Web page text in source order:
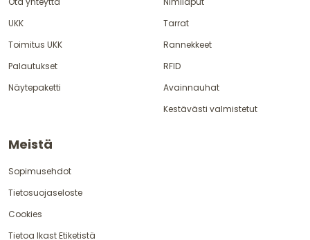
UKK
Toimitus UKK
Palautukset
Näytepaketti
Tarrat
Rannekkeet
RFID
Avainnauhat
Kestävästi valmistetut
Meistä
Sopimusehdot
Tietosuojaseloste
Cookies
Tietoa Ikast Etiketistä